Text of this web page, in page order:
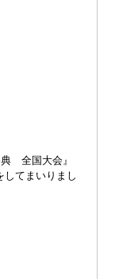
全国大会』
してまいりまし